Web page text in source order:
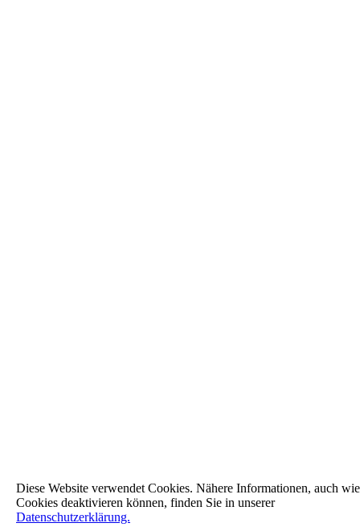
Diese Website verwendet Cookies. Nähere Informationen, auch
Cookies deaktivieren können, finden Sie in unserer
Datenschutzerklärung.